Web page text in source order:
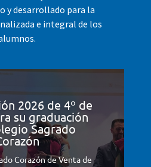
y desarrollado para la
e integral de los
2026 de 4º de
su graduación
Sagrado
Corazón de Venta de